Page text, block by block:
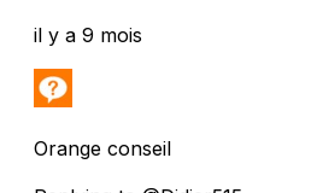
il y a 9 mois
Orange conseil